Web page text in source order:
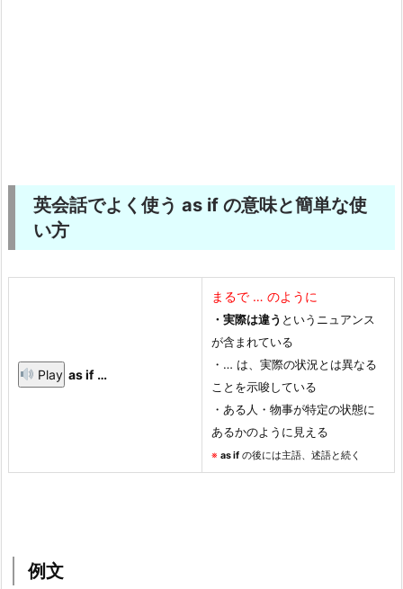
英会話でよく使う as if の意味と簡単な使
い方
Play as if …
まるで … のように
・実際は違う というニュアンス
が含まれている
・… は、実際の状況とは異なる
ことを示唆している
・ある人・物事が特定の状態に
あるかのように見える
※ as if の後には主語、述語と続く
例文